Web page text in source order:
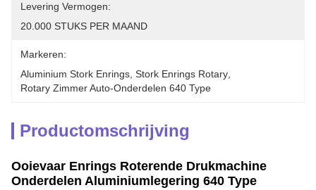
Levering Vermogen:
20.000 STUKS PER MAAND
Markeren:
Aluminium Stork Enrings Stork Enrings Rotary
Rotary Zimmer Auto-Onderdelen 640 Type
Productomschrijving
Ooievaar Enrings Roterende Drukmachine
Onderdelen Aluminiumlegering 640 Type